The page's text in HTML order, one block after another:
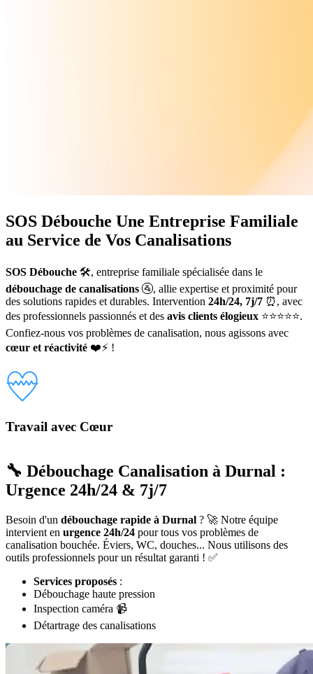
SOS Débouche Une Entreprise Familiale
au Service de Vos Canalisations
SOS Débouche 🛠️, entreprise familiale spécialisée dans le
débouchage de canalisations 🚰, allie expertise et proximité pour
des solutions rapides et durables. Intervention 24h/24, 7j/7 ⏰, avec
des professionnels passionnés et des avis clients élogieux ⭐⭐⭐⭐⭐.
Confiez-nous vos problèmes de canalisation, nous agissons avec
cœur et réactivité ❤️⚡ !
Travail avec Cœur
🔧 Débouchage Canalisation à Durnal :
Urgence 24h/24 & 7j/7
Besoin d'un débouchage rapide à Durnal ? 🚀 Notre équipe
intervient en urgence 24h/24 pour tous vos problèmes de
canalisation bouchée. Éviers, WC, douches... Nous utilisons des
outils professionnels pour un résultat garanti ! ✅
Services proposés :
Débouchage haute pression
Inspection caméra 📹
Détartrage des canalisations